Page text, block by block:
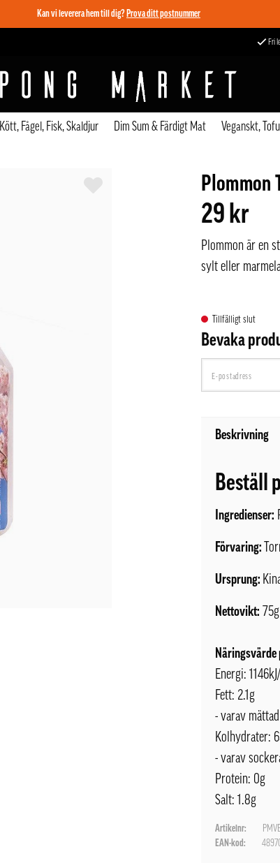
Kan vi leverera hem till dig? Prova ditt postnummer
Fri
Kött, Fågel, Fisk, Skaldjur Dim Sum & Färdigt Mat Veganskt,
Plommon
29 kr
Plommon är en
sylt eller
Tillfälligt slut
Bevaka
Beskrivning
Beställ
Ingredienser:
Förvaring:
Ursprung:
Nettovikt: 75g
Näringsvärde
Energi:
Fett: 2.1g
- varav
Kolhydrater:
- varav
Protein: 0g
Salt: 1.8g
Artikelnr:
EAN-kod: